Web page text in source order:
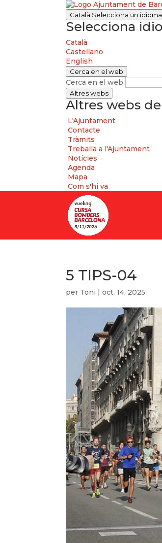
Català Selecciona un idioma
Selecciona
Català
Castellano
English
Cerca en el web
Cerca en el web
Altres webs
Altres webs
L'Ajuntament
Contacte
Tràmits
Treballa a l'Ajuntament
Notícies
Agenda
Mapa
Com s'hi va
5 TIPS-04
per Toni |oct. 14, 2025